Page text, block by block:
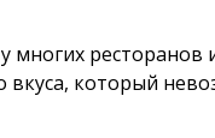
многих
вкуса, который